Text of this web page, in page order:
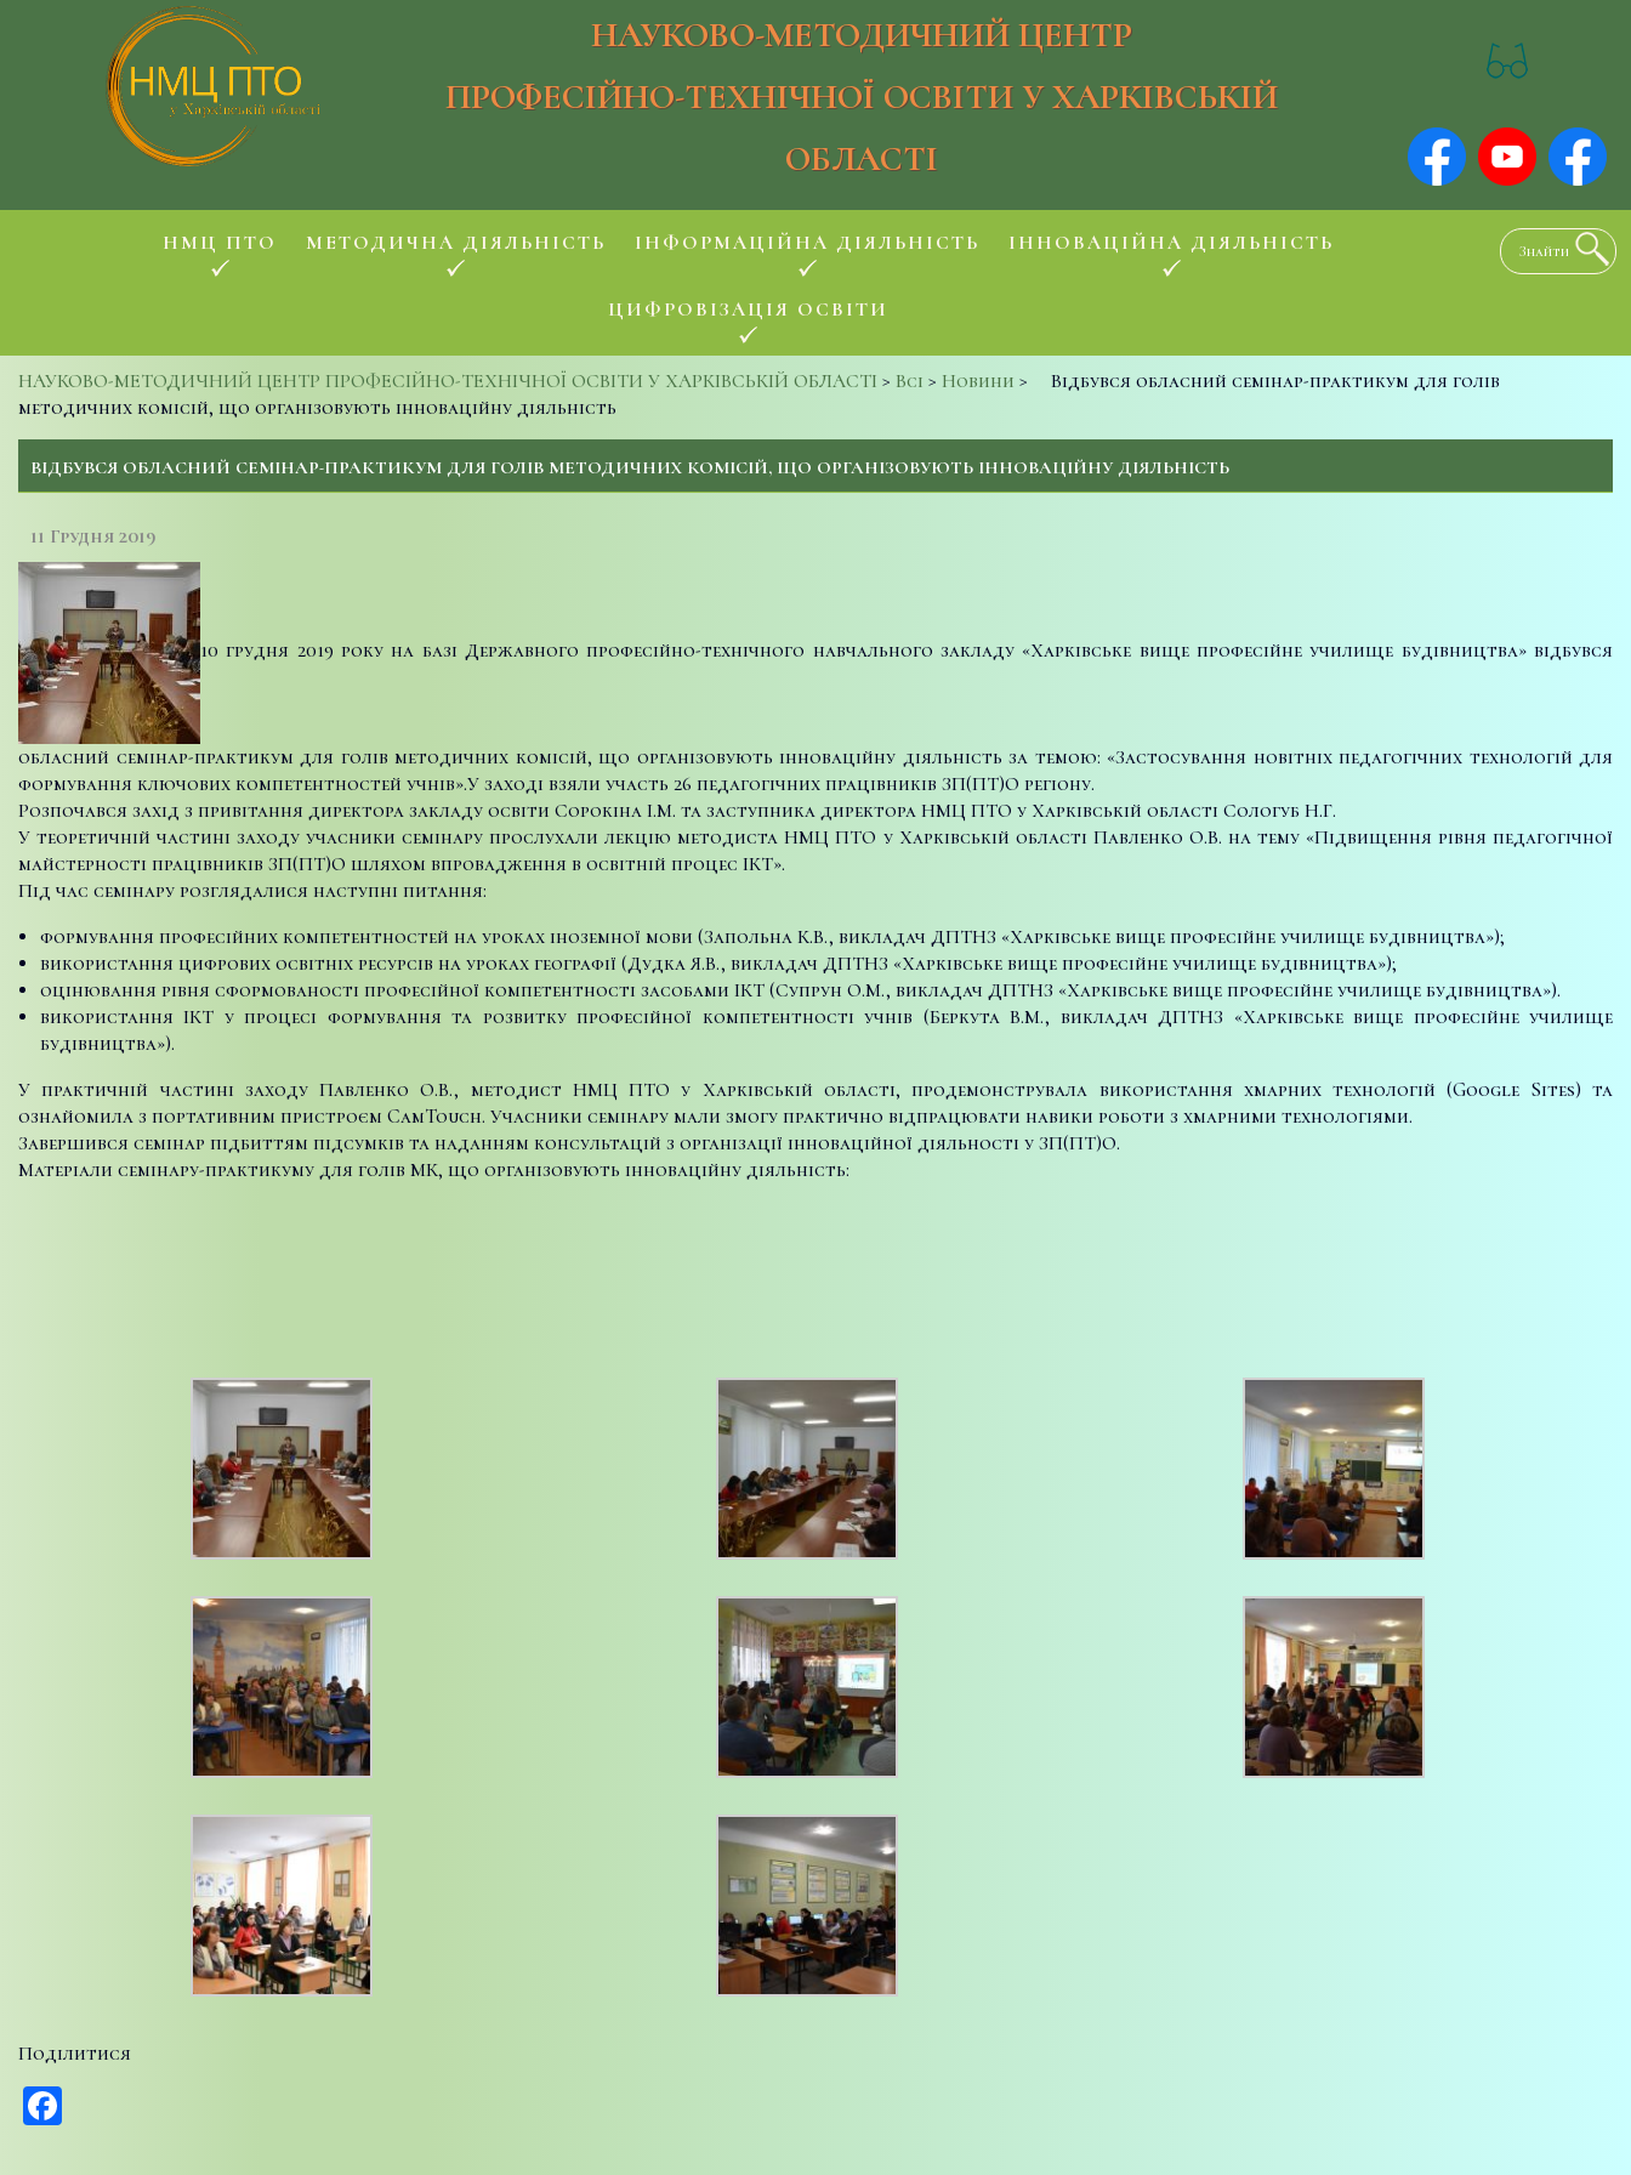
НАУКОВО-МЕТОДИЧНИЙ ЦЕНТР
ПРОФЕСІЙНО-ТЕХНІЧНОЇ ОСВІТИ У ХАРКІВСЬКІЙ
ОБЛАСТІ
НМЦ ПТО МЕТОДИЧНА ДІЯЛЬНІСТЬ ІНФОРМАЦІЙНА ДІЯЛЬНІСТЬ ІННОВАЦІЙНА ДІЯЛЬНІСТЬ
ЦИФРОВІЗАЦІЯ ОСВІТИ
НАУКОВО-МЕТОДИЧНИЙ ЦЕНТР ПРОФЕСІЙНО-ТЕХНІЧНОЇ ОСВІТИ У ХАРКІВСЬКІЙ ОБЛАСТІ > Всі > Новини >
Відбувся обласний семінар-практикум для голів
методичних комісій, що організовують інноваційну діяльність
ВІДБУВСЯ ОБЛАСНИЙ СЕМІНАР-ПРАКТИКУМ ДЛЯ ГОЛІВ МЕТОДИЧНИХ КОМІСІЙ, ЩО ОРГАНІЗОВУЮТЬ ІННОВАЦІЙНУ ДІЯЛЬНІСТЬ
11 Грудня 2019
10 грудня 2019 року на базі Державного професійно-технічного навчального закладу «Харківське вище професійне училище будівництва» відбувся
обласний семінар-практикум для голів методичних комісій, що організовують інноваційну діяльність за темою: «Застосування новітніх педагогічних технологій для
формування ключових компетентностей учнів».У заході взяли участь 26 педагогічних працівників ЗП(ПТ)О регіону.
Розпочався захід з привітання директора закладу освіти Сорокіна І.М. та заступника директора НМЦ ПТО у Харківській області Сологуб Н.Г.
У теоретичній частині заходу учасники семінару прослухали лекцію методиста НМЦ ПТО у Харківській області Павленко О.В. на тему «Підвищення рівня педагогічної
майстерності працівників ЗП(ПТ)О шляхом впровадження в освітній процес ІКТ».
Під час семінару розглядалися наступні питання:
формування професійних компетентностей на уроках іноземної мови (Запольна К.В., викладач ДПТНЗ «Харківське вище професійне училище будівництва»);
використання цифрових освітніх ресурсів на уроках географії (Дудка Я.В., викладач ДПТНЗ «Харківське вище професійне училище будівництва»);
оцінювання рівня сформованості професійної компетентності засобами ІКТ (Супрун О.М., викладач ДПТНЗ «Харківське вище професійне училище будівництва»).
використання ІКТ у процесі формування та розвитку професійної компетентності учнів (Беркута В.М., викладач ДПТНЗ «Харківське вище професійне училище
будівництва»).
У практичній частині заходу Павленко О.В., методист НМЦ ПТО у Харківській області, продемонструвала використання хмарних технологій (Google Sites) та
ознайомила з портативним пристроєм CamTouch. Учасники семінару мали змогу практично відпрацювати навики роботи з хмарними технологіями.
Завершився семінар підбиттям підсумків та наданням консультацій з організації інноваційної діяльності у ЗП(ПТ)О.
Матеріали семінару-практикуму для голів МК, що організовують інноваційну діяльність:
Поділитися